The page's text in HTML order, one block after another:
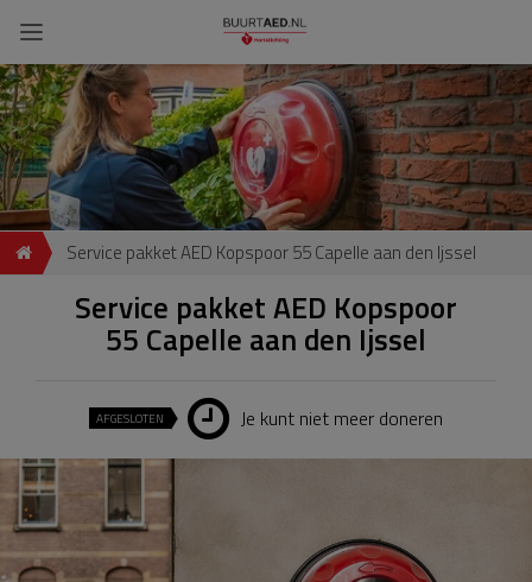
Service pakket AED Kopspoor 55 Capelle aan den Ijssel
Service pakket AED Kopspoor
55 Capelle aan den Ijssel
AFGESLOTEN Je kunt niet meer doneren